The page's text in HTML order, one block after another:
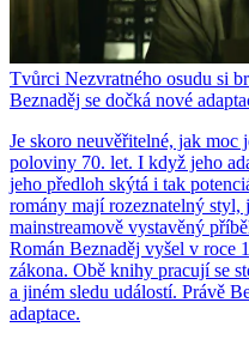
Tvůrci Nezvratného osudu si
Beznaděj se dočká nové
Je skoro neuvěřitelné, jak
poloviny 70. let. I když jeho
jeho předloh skýtá i tak
romány mají rozeznatelný styl,
mainstreamově vystavěný
Román Beznaděj vyšel v roce
zákona. Obě knihy pracují se
a jiném sledu událostí. Právě
adaptace.